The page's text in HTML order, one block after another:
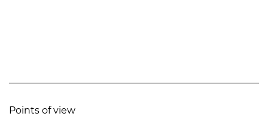
Points of view